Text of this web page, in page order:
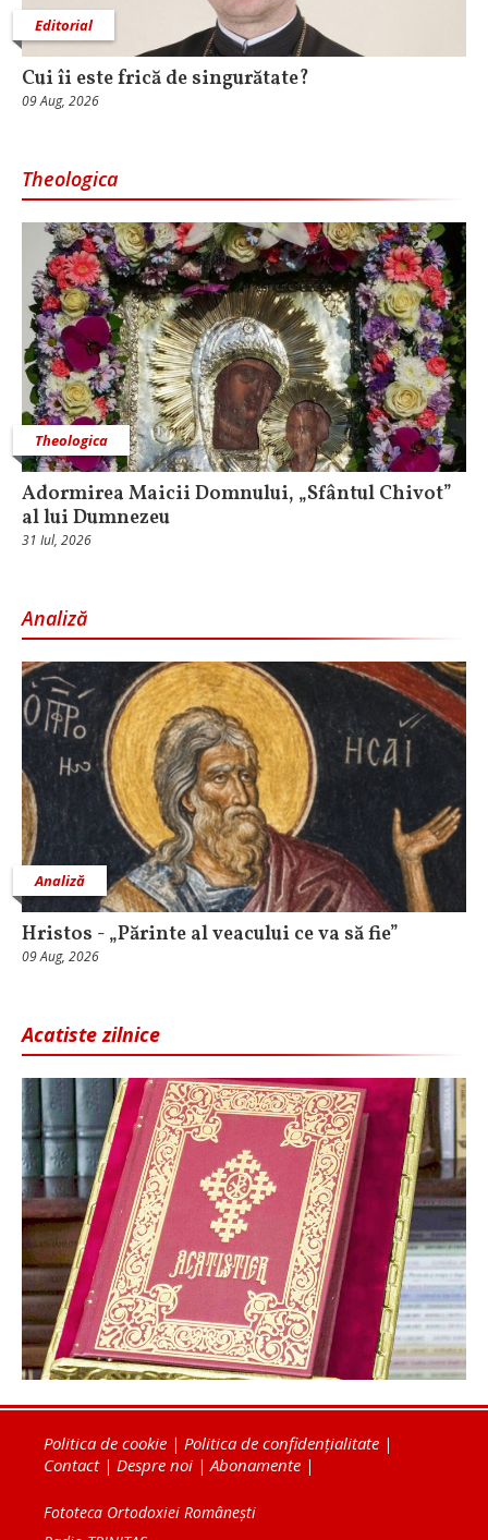
Editorial
Cui îi este frică de singurătate?
09 Aug, 2026
Theologica
Theologica
Adormirea Maicii Domnului, „Sfântul Chivot”
al lui Dumnezeu
31 Iul, 2026
Analiză
Analiză
Hristos - „Părinte al veacului ce va să fie”
09 Aug, 2026
Acatiste zilnice
Politica de cookie | Politica de confidențialitate |
Contact| Despre noi | Abonamente |
Fototeca Ortodoxiei Românești